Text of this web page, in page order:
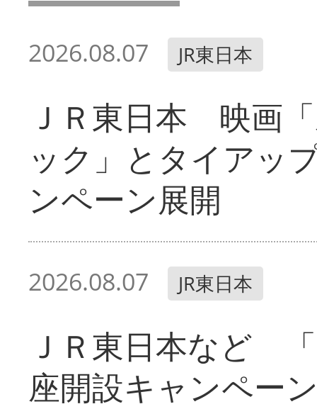
2026.08.07 JR東日本
ＪＲ東日本 映画
ック」とタイアッ
ンペーン展開
2026.08.07 JR東日本
ＪＲ東日本など
座開設キャンペー